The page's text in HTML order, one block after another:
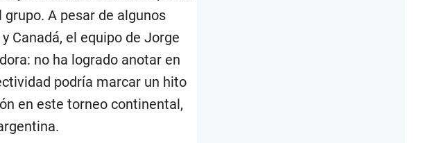
A pesar de algunos
Canadá, el equipo de Jorge
no ha logrado anotar en
podría marcar un hito
en este torneo continental,